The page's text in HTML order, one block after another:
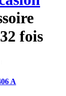
fois
A